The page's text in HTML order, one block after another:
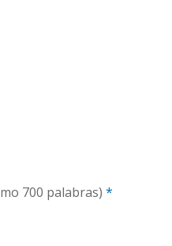
700 palabras) *